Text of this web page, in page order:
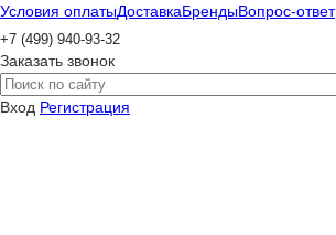
Условия оплатыДоставкаБрендыВопрос-ответ
+7 (499) 940-93-32
Заказать звонок
Вход Регистрация